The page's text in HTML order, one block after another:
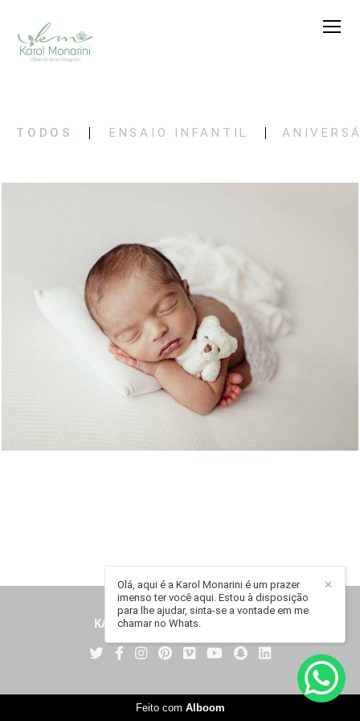
TODOS ENSAIO INFANTIL
484 0
KAROL MONARINI/
✕
Olá, aqui é a Karol Monarini é um prazer
imenso ter você aqui. Estou à disposição
para lhe ajudar, sinta-se a vontade em me
chamar no Whats.
Feito com Alboom